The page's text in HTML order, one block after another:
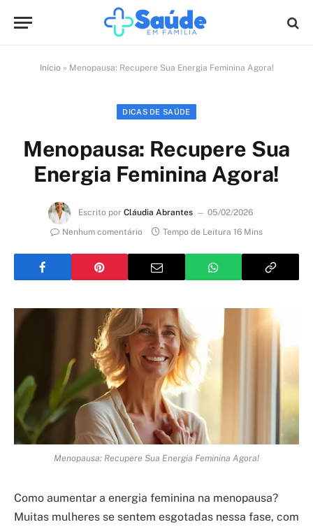
Início » Menopausa: Recupere Sua Energia Feminina Agora!
DICAS DE SAÚDE
Menopausa: Recupere Sua
Energia Feminina Agora!
Escrito por Cláudia Abrantes
05/02/2026
Nenhum comentário
Tempo de Leitura 16 Mins
Menopausa: Recupere Sua Energia Feminina Agora!
Como aumentar a energia feminina na menopausa?
Muitas mulheres se sentem esgotadas nessa fase, com